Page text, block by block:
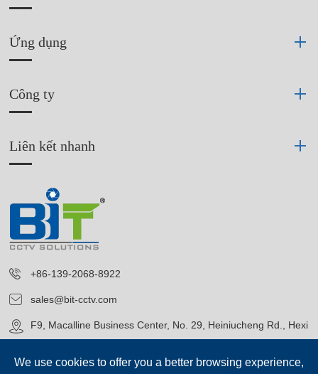
Ứng dụng
Công ty
Liên kết nhanh
+86-139-2068-8922
sales@bit-cctv.com
F9, Macalline Business Center, No. 29, Heiniucheng Rd., Hexi
District, Tianjin, China
We use cookies to offer you a better browsing experience,